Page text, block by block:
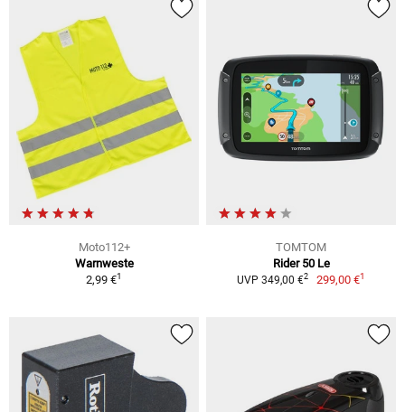
Moto112+
Warnweste
2,99 €1
TOMTOM
Rider 50 Le
UVP 349,00 €2 299,00 €1